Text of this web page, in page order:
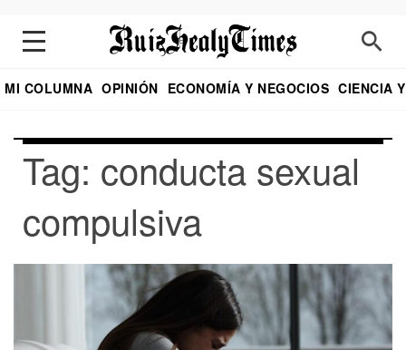
MI COLUMNA OPINIÓN ECONOMÍA Y NEGOCIOS CIENCIA
Tag: conducta sexual
compulsiva